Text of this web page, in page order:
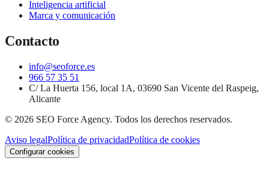
Inteligencia artificial
Marca y comunicación
Contacto
info@seoforce.es
966 57 35 51
C/ La Huerta 156, local 1A, 03690 San Vicente del Raspeig,
Alicante
© 2026 SEO Force Agency. Todos los derechos reservados.
Aviso legalPolítica de privacidadPolítica de cookies
Configurar cookies